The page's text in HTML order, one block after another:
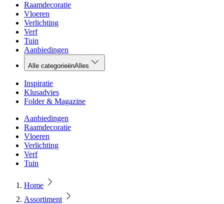
Raamdecoratie
Vloeren
Verlichting
Verf
Tuin
Aanbiedingen
Alle categorieënAlles
Inspiratie
Klusadvies
Folder & Magazine
Aanbiedingen
Raamdecoratie
Vloeren
Verlichting
Verf
Tuin
Home
Assortiment